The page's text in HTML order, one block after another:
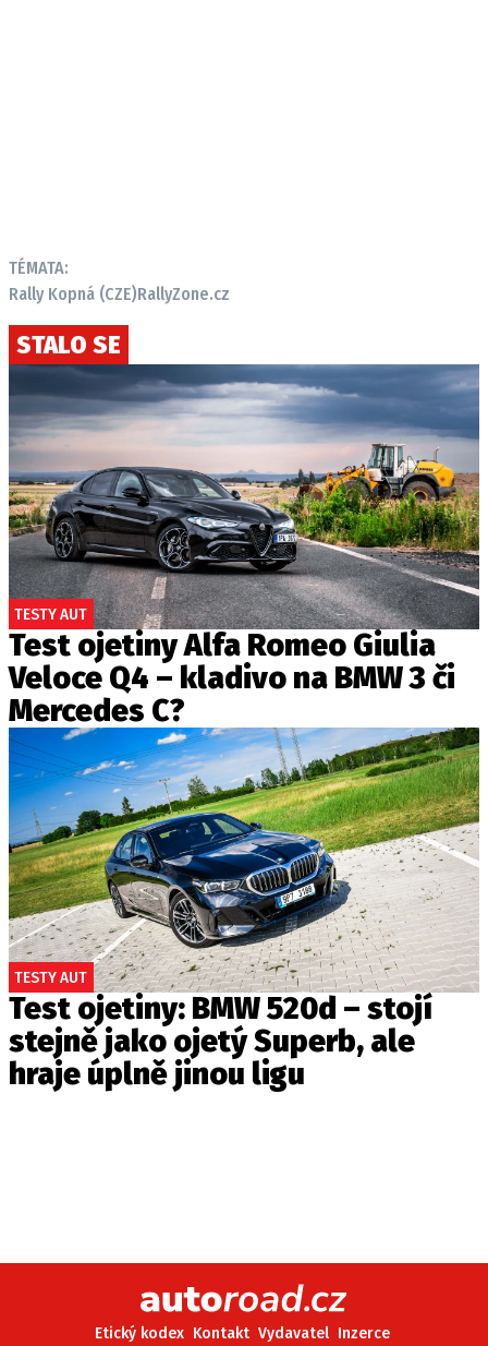
TÉMATA:
Rally Kopná (CZE)RallyZone.cz
STALO SE
TESTY AUT
Test ojetiny Alfa Romeo Giulia
Veloce Q4 – kladivo na BMW 3 či
Mercedes C?
TESTY AUT
Test ojetiny: BMW 520d – stojí
stejně jako ojetý Superb, ale
hraje úplně jinou ligu
Etický kodex Kontakt Vydavatel Inzerce